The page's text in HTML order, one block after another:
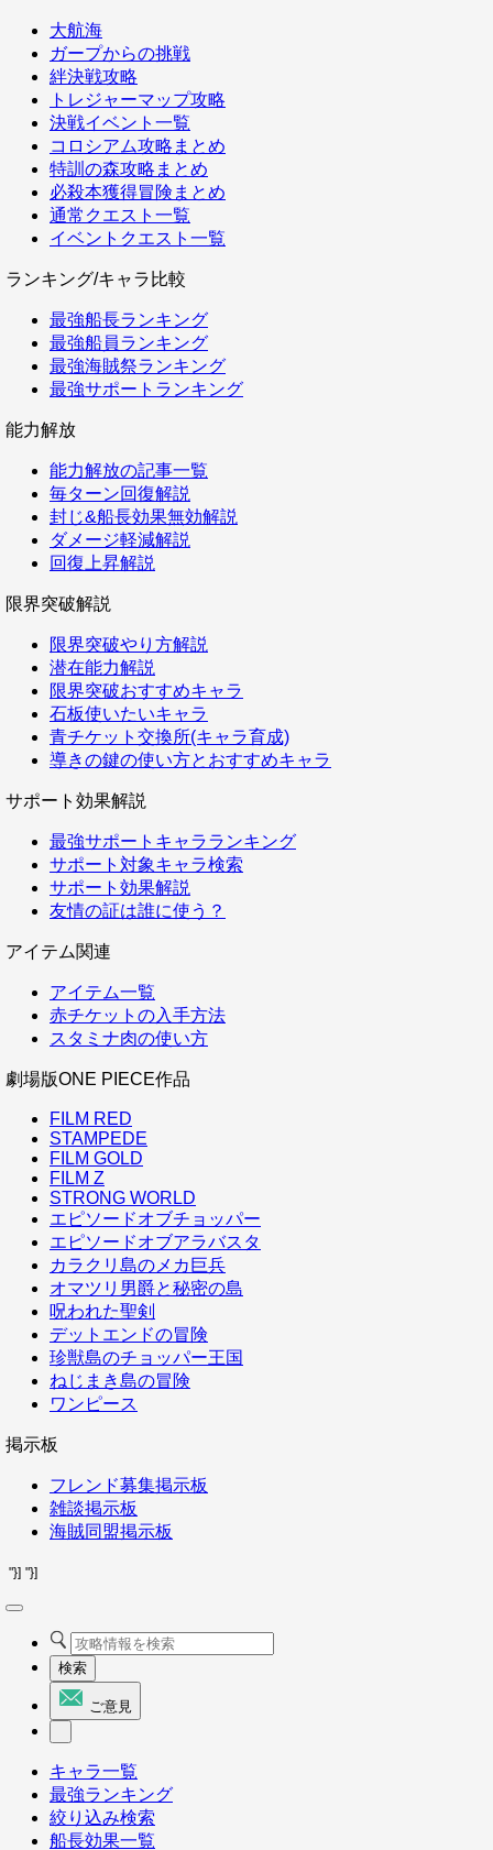
大航海
ガープからの挑戦
絆決戦攻略
トレジャーマップ攻略
決戦イベント一覧
コロシアム攻略まとめ
特訓の森攻略まとめ
必殺本獲得冒険まとめ
通常クエスト一覧
イベントクエスト一覧
ランキング/キャラ比較
最強船長ランキング
最強船員ランキング
最強海賊祭ランキング
最強サポートランキング
能力解放
能力解放の記事一覧
毎ターン回復解説
封じ&船長効果無効解説
ダメージ軽減解説
回復上昇解説
限界突破解説
限界突破やり方解説
潜在能力解説
限界突破おすすめキャラ
石板使いたいキャラ
青チケット交換所(キャラ育成)
導きの鍵の使い方とおすすめキャラ
サポート効果解説
最強サポートキャラランキング
サポート対象キャラ検索
サポート効果解説
友情の証は誰に使う？
アイテム関連
アイテム一覧
赤チケットの入手方法
スタミナ肉の使い方
劇場版ONE PIECE作品
FILM RED
STAMPEDE
FILM GOLD
FILM Z
STRONG WORLD
エピソードオブチョッパー
エピソードオブアラバスタ
カラクリ島のメカ巨兵
オマツリ男爵と秘密の島
呪われた聖剣
デットエンドの冒険
珍獣島のチョッパー王国
ねじまき島の冒険
ワンピース
掲示板
フレンド募集掲示板
雑談掲示板
海賊同盟掲示板
"}] "}]
検索
ご意見
キャラ一覧
最強ランキング
絞り込み検索
船長効果一覧